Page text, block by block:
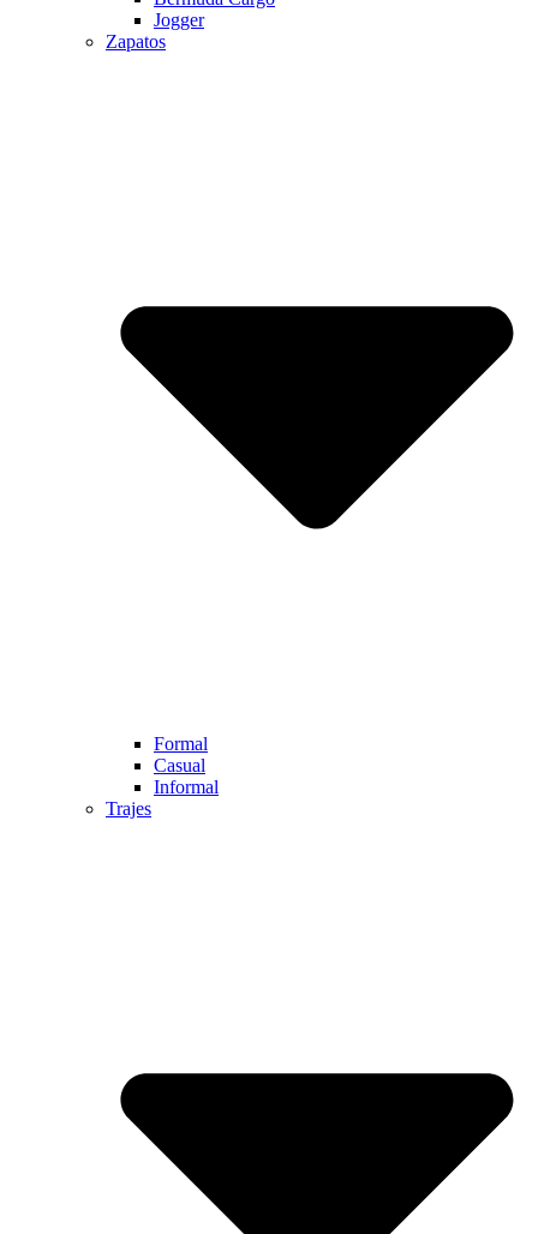
Jogger
Zapatos
Formal
Casual
Informal
Trajes